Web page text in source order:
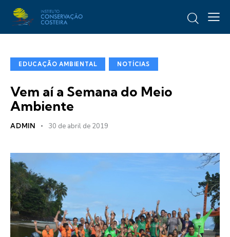
EDUCAÇÃO AMBIENTAL NOTÍCIAS
Vem aí a Semana do Meio
Ambiente
ADMIN 30 de abril de 2019